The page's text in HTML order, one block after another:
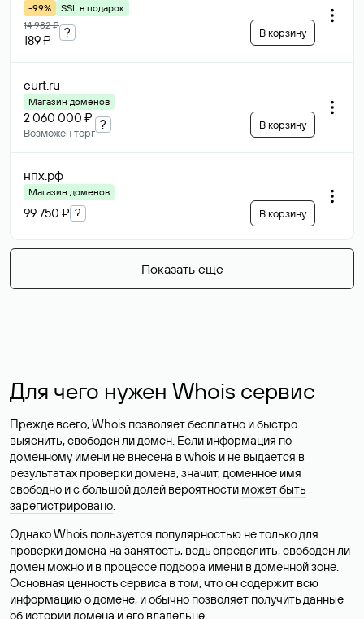
-99%
SSL в подарок
14 982 ₽
189 ₽
? В корзину
curt.ru
Магазин доменов
2 060 000 ₽
Возможен торг
? В корзину
нпх.рф
Магазин доменов
99 750 ₽ ? В корзину
Показать еще
Для чего нужен Whois сервис
Прежде всего, Whois позволяет бесплатно и быстро
выяснить, свободен ли домен. Если информация по
доменному имени не внесена в whois и не выдается в
результатах проверки домена, значит, доменное имя
свободно и с большой долей вероятности может быть
зарегистрировано.
Однако Whois пользуется популярностью не только для
проверки домена на занятость, ведь определить, свободен ли
домен можно и в процессе подбора имени в доменной зоне.
Основная ценность сервиса в том, что он содержит всю
информацию о домене, и обычно позволяет получить данные
об истории домена и его владельце.